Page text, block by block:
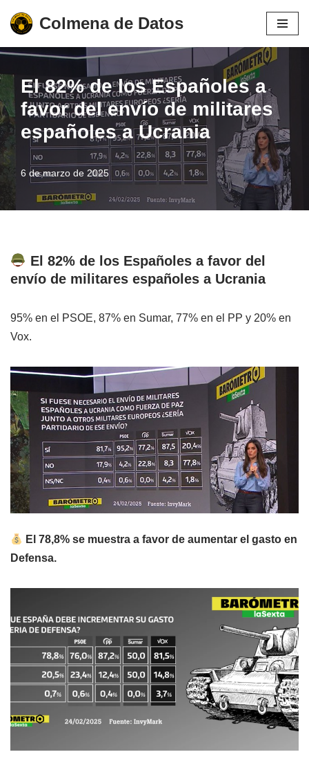
Saltar
al
contenido
Colmena de Datos
El 82% de los Españoles a
favor del envío de militares
españoles a Ucrania
6 de marzo de 2025
El 82% de los Españoles a favor del
envío de militares españoles a Ucrania
95% en el PSOE, 87% en Sumar, 77% en el PP y 20% en
Vox.
El 78,8% se muestra a favor de aumentar el gasto en
Defensa.